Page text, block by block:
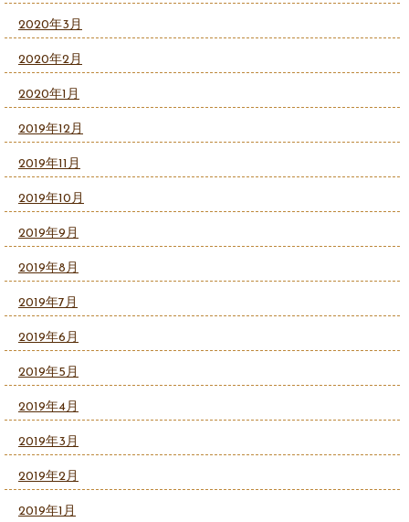
2020年3月
2020年2月
2020年1月
2019年12月
2019年11月
2019年10月
2019年9月
2019年8月
2019年7月
2019年6月
2019年5月
2019年4月
2019年3月
2019年2月
2019年1月